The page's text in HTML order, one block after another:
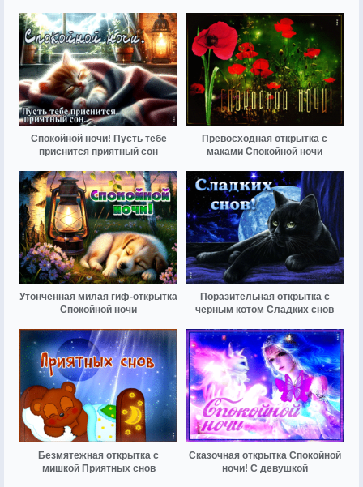
Спокойной ночи! Пусть тебе
приснится приятный сон
Превосходная открытка с
маками Спокойной ночи
Утончённая милая гиф-открытка
Спокойной ночи
Поразительная открытка с
черным котом Сладких снов
Безмятежная открытка с
мишкой Приятных снов
Сказочная открытка Спокойной
ночи! С девушкой